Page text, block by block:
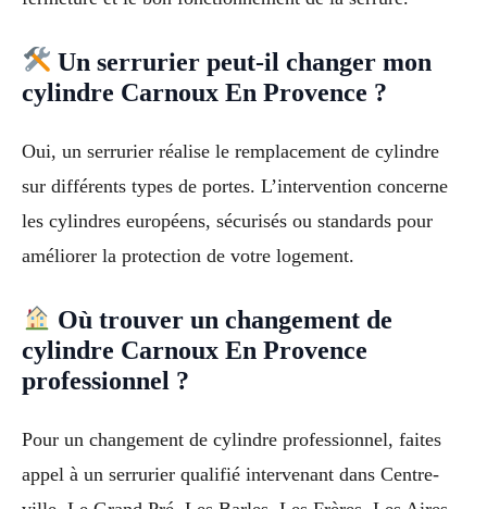
Un serrurier peut-il changer mon
cylindre Carnoux En Provence ?
Oui, un serrurier réalise le remplacement de cylindre
sur différents types de portes. L’intervention concerne
les cylindres européens, sécurisés ou standards pour
améliorer la protection de votre logement.
Où trouver un changement de
cylindre Carnoux En Provence
professionnel ?
Pour un changement de cylindre professionnel, faites
appel à un serrurier qualifié intervenant dans Centre-